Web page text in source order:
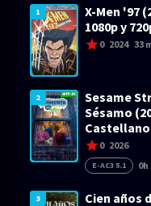
1
X-Men '97
1080p y
0 2024 33
2
Sesame
Sésamo
Castellano
0 2026
E-AC3 5.1 0h
3
Cien años